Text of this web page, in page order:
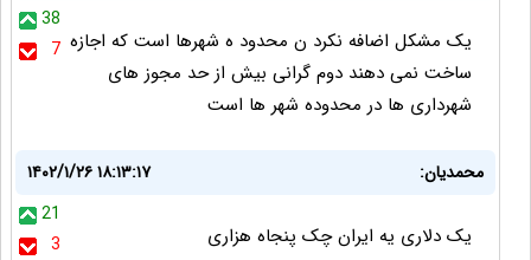
38
7 یک مشکل اضافه نکرد ن محدود ه شهرها است که اجازه
ساخت نمی دهند دوم گرانی بیش از حد مجوز های
شهرداری ها در محدوده شهر ها است
محمدیان:
۱۴۰۲/۱/۲۶ ۱۸:۱۳:۱۷
21
3
یک‌ دلاری یه ایران چک پنجاه هزاری